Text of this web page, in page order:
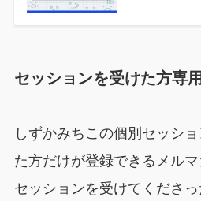
セッションを受けた方専
しずかみちこの個別セッシ
た方だけが登録できるメルマ
セッションを受けてくださ